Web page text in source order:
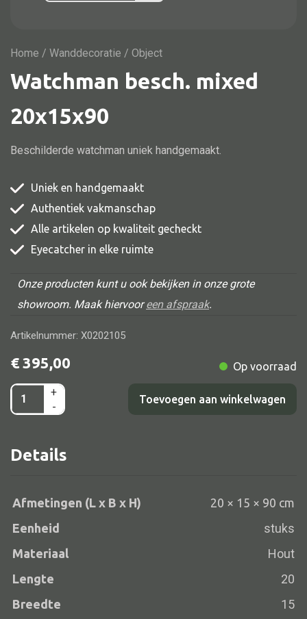
Fautteuil
Barstoel
Kruk
Stoel overig
Alle banken
Bank gestoffeerd
Bank IJzer
Hanglamp
Home / Wanddecoratie / Object
Watchman besch. mixed
20x15x90
Beschilderde watchman uniek handgemaakt.
Uniek en handgemaakt
Authentiek vakmanschap
Alle artikelen op kwaliteit gecheckt
Eyecatcher in elke ruimte
Onze producten kunt u ook bekijken in onze grote
showroom. Maak hiervooreen afspraak.
Artikelnummer: X0202105
€ 395,00 Op voorraad
Watchman
besch.
20x15x90
+
-
Toevoegen aan winkelwagen
Details
Afmetingen (L x B x H)
20 × 15 × 90 cm
Eenheid
stuks
Materiaal Hout
Lengte 20
Breedte 15